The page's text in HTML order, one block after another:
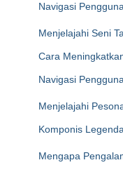
Navigasi Pengguna
Menjelajahi Seni
Cara
Navigasi Pengguna
Menjelajahi
Komponis
Mengapa